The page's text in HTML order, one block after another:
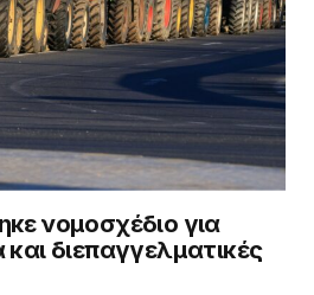
νομοσχέδιο για
διεπαγγελματικές